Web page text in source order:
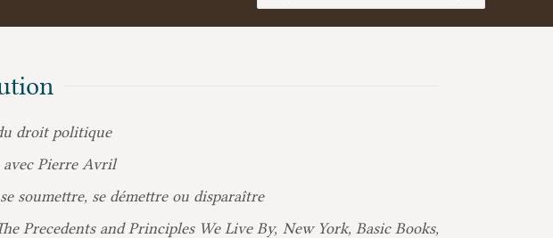
droit politique
Pierre Avril
soumettre, se démettre ou disparaître
Precedents and Principles We Live By, New York, Basic Books,